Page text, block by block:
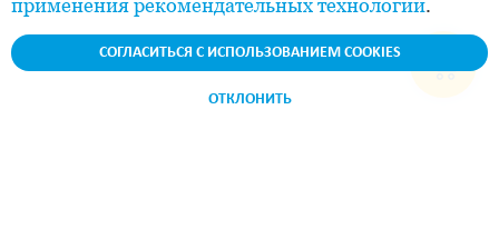
применения рекомендательных технологий.
СОГЛАСИТЬСЯ С ИСПОЛЬЗОВАНИЕМ COOKIES
ОТКЛОНИТЬ